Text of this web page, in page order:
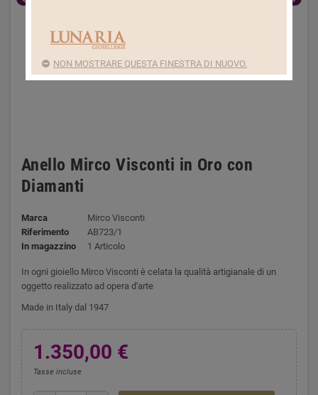
Anello Mirco Visconti in Oro con
Diamanti
Marca
Mirco Visconti
Riferimento
AB723/1
In magazzino
1 Articolo
In ogni gioiello Mirco Visconti è celata la qualità artigianale di un
oggetto realizzato ad opera d'arte
Made in Italy dal 1947
1.350,00 €
Tasse incluse
NON MOSTRARE QUESTA FINESTRA DI NUOVO.